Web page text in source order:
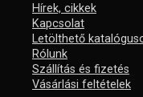
Hírek, cikkek
Kapcsolat
Letölthető
Rólunk
Szállítás és fizetés
Vásárlási feltételek